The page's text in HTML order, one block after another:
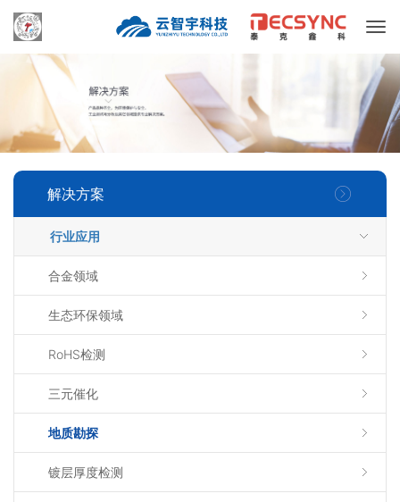
解决方案
行业应用
合金领域
生态环保领域
RoHS检测
三元催化
地质勘探
镀层厚度检测